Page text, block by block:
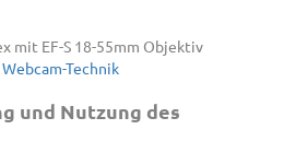
mit EF-S 18-55mm Objektiv
Technik
und Nutzung des